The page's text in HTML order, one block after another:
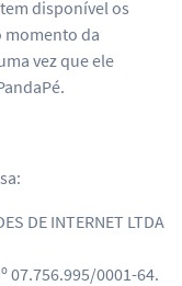
disponível os
momento da
vez que ele
DE INTERNET LTDA
07.756.995/0001-64.